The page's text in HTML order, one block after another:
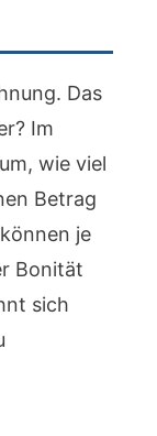
Das
Im
wie viel
Betrag
je
Bonität
sich